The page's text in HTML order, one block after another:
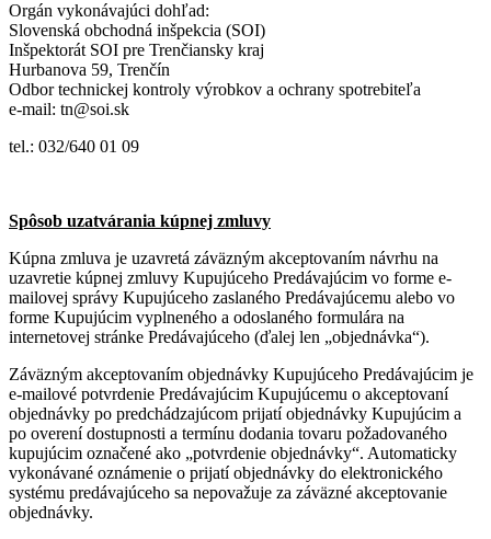
Orgán vykonávajúci dohľad:
Slovenská obchodná inšpekcia (SOI)
Inšpektorát SOI pre Trenčiansky kraj
Hurbanova 59, Trenčín
Odbor technickej kontroly výrobkov a ochrany spotrebiteľa
e-mail: tn@soi.sk
tel.: 032/640 01 09
Spôsob uzatvárania kúpnej zmluvy
Kúpna zmluva je uzavretá záväzným akceptovaním návrhu na
uzavretie kúpnej zmluvy Kupujúceho Predávajúcim vo forme e-
mailovej správy Kupujúceho zaslaného Predávajúcemu alebo vo
forme Kupujúcim vyplneného a odoslaného formulára na
internetovej stránke Predávajúceho (ďalej len „objednávka“).
Záväzným akceptovaním objednávky Kupujúceho Predávajúcim je
e-mailové potvrdenie Predávajúcim Kupujúcemu o akceptovaní
objednávky po predchádzajúcom prijatí objednávky Kupujúcim a
po overení dostupnosti a termínu dodania tovaru požadovaného
kupujúcim označené ako „potvrdenie objednávky“. Automaticky
vykonávané oznámenie o prijatí objednávky do elektronického
systému predávajúceho sa nepovažuje za záväzné akceptovanie
objednávky.